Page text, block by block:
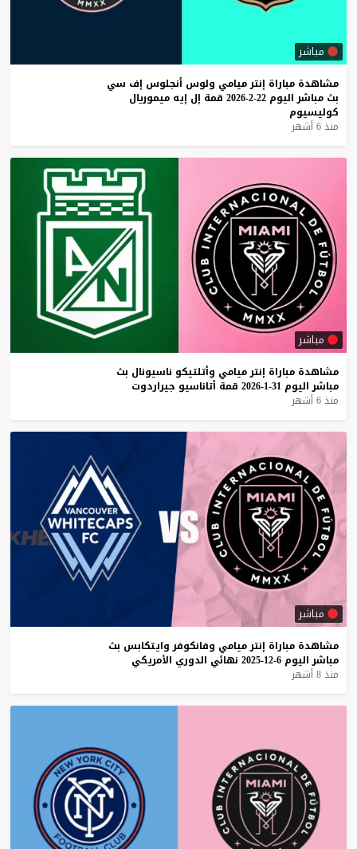
مباشر
مشاهدة مباراة إنترميامي ولوس أنجلوس إف سي
بث مباشر اليوم 22-2-2026 قمة إل إيه ميموريال
كوليسيوم
منذ 6 أشهر
مباشر
مشاهدة مباراة إنترميامي وأتلتيكو ناسيونال بث
مباشر اليوم 31-1-2026 قمة أتاناسيو جيراردوت
منذ 6 أشهر
مباشر
مشاهدة مباراة إنترميامي وفانكوفر وايتكابس بث
مباشر اليوم 6-12-2025 نهائي الدوري الأمريكي
منذ 8 أشهر